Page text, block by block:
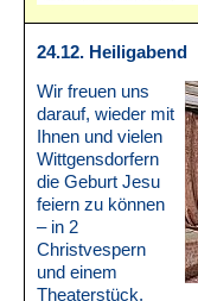
24.12. Heiligabend
Wir freuen uns
darauf, wieder mit
Ihnen und vielen
Wittgensdorfern
die Geburt Jesu
feiern zu können
– in 2
Christvespern
und einem
Theaterstück.